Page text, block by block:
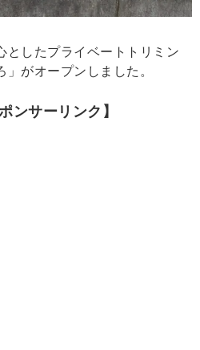
としたプライベートトリミン
がオープンしました。
ンサーリンク】